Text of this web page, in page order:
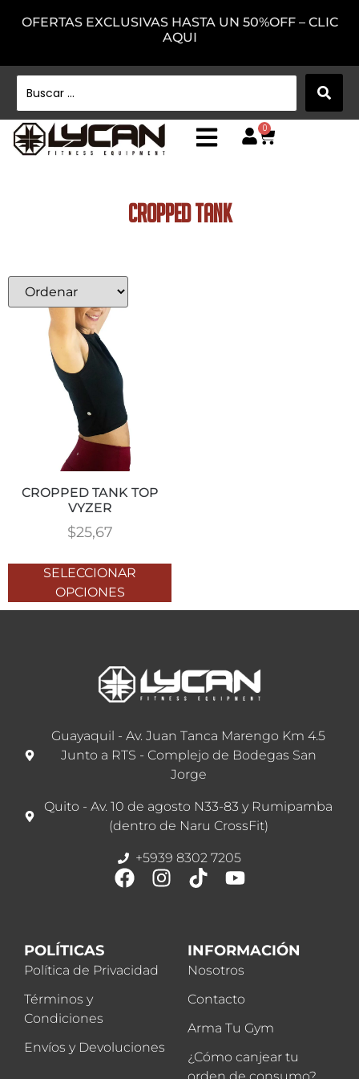
OFERTAS EXCLUSIVAS HASTA UN 50%OFF – CLIC
AQUI
0
CROPPED TANK
CROPPED TANK TOP
VYZER
$25,67
SELECCIONAR
OPCIONES
Guayaquil - Av. Juan Tanca Marengo Km 4.5
Junto a RTS - Complejo de Bodegas San
Jorge
Quito - Av. 10 de agosto N33-83 y Rumipamba
(dentro de Naru CrossFit)
+5939 8302 7205
POLÍTICAS
Política de Privacidad
Términos y
Condiciones
Envíos y Devoluciones
INFORMACIÓN
Nosotros
Contacto
Arma Tu Gym
¿Cómo canjear tu